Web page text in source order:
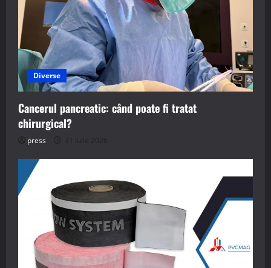
Diverse
Cancerul pancreatic: când poate fi tratat
chirurgical?
press 31 iulie 2026